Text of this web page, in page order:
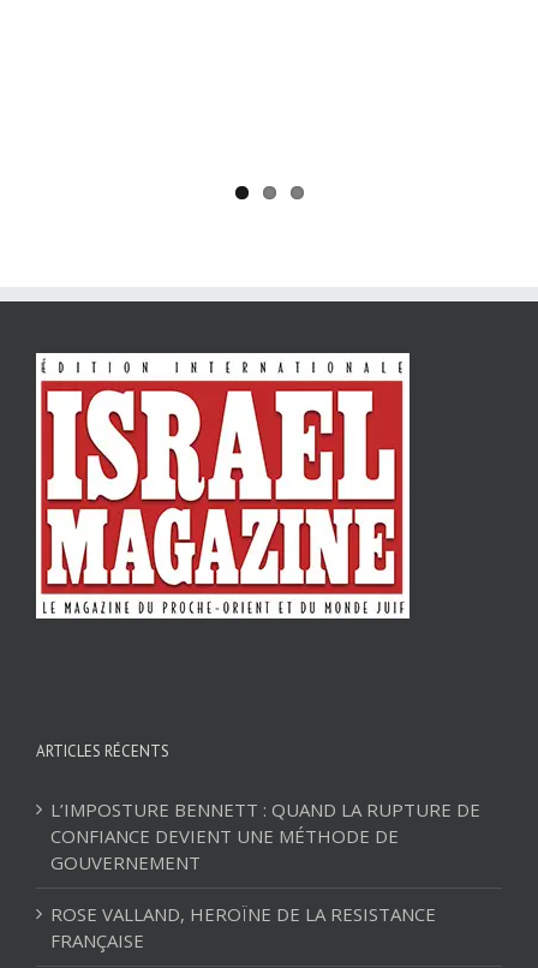
ARTICLES RÉCENTS
L’IMPOSTURE BENNETT : QUAND LA RUPTURE DE
CONFIANCE DEVIENT UNE MÉTHODE DE
GOUVERNEMENT
ROSE VALLAND, HEROÏNE DE LA RESISTANCE
FRANÇAISE